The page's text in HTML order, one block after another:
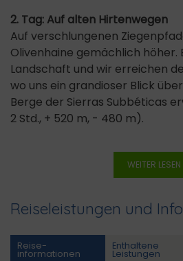
2. Tag: Auf alten Hirtenwegen
Auf verschlungenen
Olivenhaine gemächlich höher.
Landschaft und wir erreichen
wo uns ein grandioser Blick
Berge der Sierras Subbéticas
2 Std., + 520 m, - 480 m).
WEITER LESEN
Reiseleistungen und
Reise­
informationen
Enthaltene
Leistungen